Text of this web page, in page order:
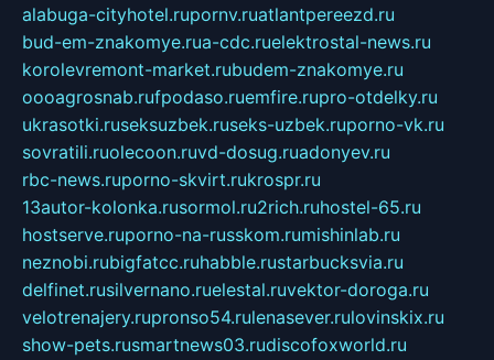
alabuga-cityhotel.rupornv.ruatlantpereezd.ru
bud-em-znakomye.rua-cdc.ruelektrostal-news.ru
korolevremont-market.rubudem-znakomye.ru
oooagrosnab.rufpodaso.ruemfire.rupro-otdelky.ru
ukrasotki.ruseksuzbek.ruseks-uzbek.ruporno-vk.ru
sovratili.ruolecoon.ruvd-dosug.ruadonyev.ru
rbc-news.ruporno-skvirt.rukrospr.ru
13autor-kolonka.rusormol.ru2rich.ruhostel-65.ru
hostserve.ruporno-na-russkom.rumishinlab.ru
neznobi.rubigfatcc.ruhabble.rustarbucksvia.ru
delfinet.rusilvernano.ruelestal.ruvektor-doroga.ru
velotrenajery.rupronso54.rulenasever.rulovinskix.ru
show-pets.rusmartnews03.rudiscofoxworld.ru